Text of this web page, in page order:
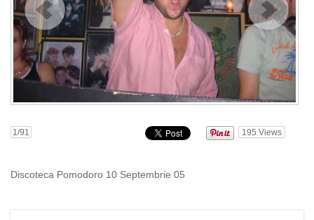
1/91 195 Views
Discoteca Pomodoro 10 Septembrie 05